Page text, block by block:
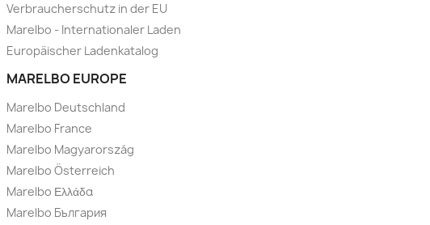
Verbraucherschutz in der EU
Marelbo - Internationaler Laden
Europäischer Ladenkatalog
MARELBO EUROPE
Marelbo Deutschland
Marelbo France
Marelbo Magyarország
Marelbo Österreich
Marelbo Ελλάδα
Marelbo България